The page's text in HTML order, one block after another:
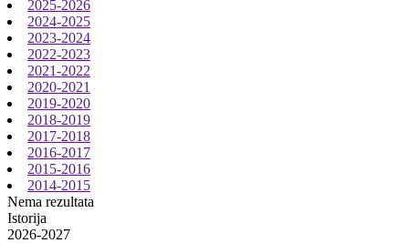
2025-2026
2024-2025
2023-2024
2022-2023
2021-2022
2020-2021
2019-2020
2018-2019
2017-2018
2016-2017
2015-2016
2014-2015
Nema rezultata
Istorija
2026-2027